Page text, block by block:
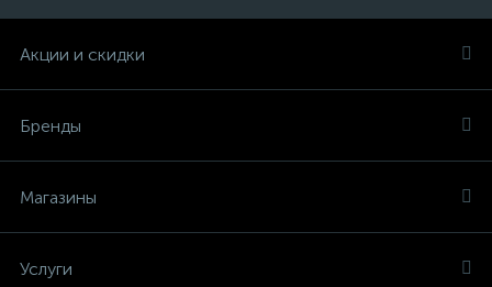
Акции и скидки
Бренды
Магазины
Услуги